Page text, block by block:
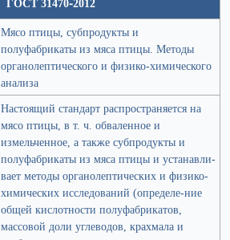
ГОСТ 31470-2012
Мясо птицы, субпродукты и
полуфабрикаты из мяса птицы. Методы
органолептического и физико-химического
анализа
Настоящий стандарт распространяется на
мясо птицы, в т. ч. обваленное и
измельченное, а также субпродукты и
полуфабрикаты из мяса птицы и устанавли-
вает методы органолептических и физико-
химических исследований (определе-ние
общей кислотности полуфабрикатов,
массовой доли углеводов, крахмала и